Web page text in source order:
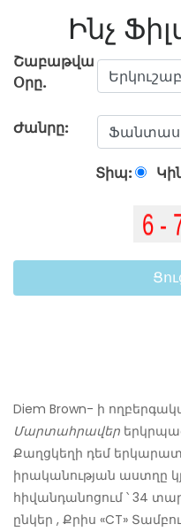
Ինչ
Շաբաթվա
Օրը.
Ժանրը:
Տիպ:
Diem Brown- ի
Մարտահրավեր
Քաղցկեղի դեմ
իրականության աստղը
հիվանդանոցում ՝ 34
ընկեր , Քրիս «CT»